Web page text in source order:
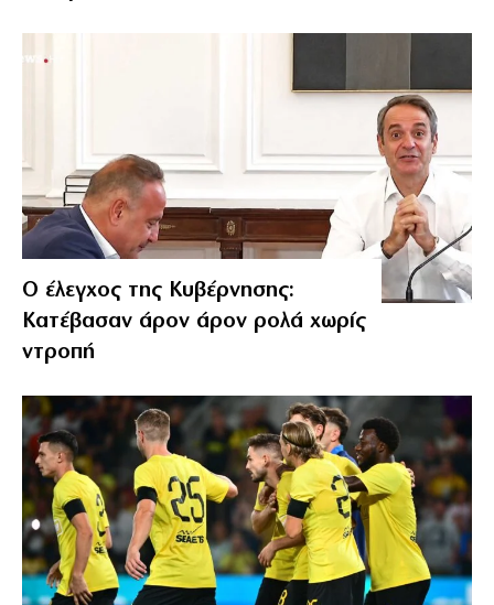
Ο έλεγχος της Κυβέρνησης:
Κατέβασαν άρον άρον ρολά χωρίς
ντροπή